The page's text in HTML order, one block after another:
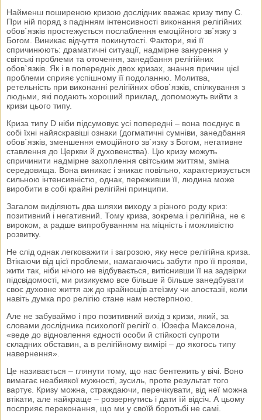
Найменш поширеною кризою дослідник вважає кризу типу С.
При ній поряд з падінням інтенсивності виконання релігійних
обов`язків простежується послаблення емоційного зв`язку з
Богом. Виникає відчуття покинутості. Фактори, які її
спричинюють: драматичні ситуації, надмірне занурення у
світські проблеми та оточення, занедбання релігійних
обов`язків. Як і в попередніх двох кризах, знання причин цієї
проблеми сприяє успішному її подоланню. Молитва,
ретельність при виконанні релігійних обов`язків, спілкування з
людьми, які подають хороший приклад, допоможуть вийти з
кризи цього типу.
Криза типу D ніби підсумовує усі попередні – вона поєднує в
собі їхні найяскравіші ознаки (догматичні сумніви, занедбання
обов`язків, зменшення емоційного зв`язку з Богом, негативне
ставлення до Церкви й духовенства). Цю кризу можуть
спричинити надмірне захоплення світським життям, зміна
середовища. Вона виникає і зникає повільно, характеризується
сильною інтенсивністю, однак, переживши її, людина може
виробити в собі крайні релігійні принципи.
Загалом виділяють два шляхи виходу з різного роду криз:
позитивний і негативний. Тому криза, зокрема і релігійна, не є
вироком, а радше випробуванням на міцність і можливістю
розвитку.
Не слід однак легковажити і загрозою, яку несе релігійна криза.
Втікаючи від цієї проблеми, намагаючись забути про її прояви,
жити так, ніби нічого не відбувається, витіснивши її на задвірки
підсвідомості, ми ризикуємо все більше й більше занедбувати
своє духовне життя аж до крайнощів атеїзму чи апостазії, коли
навіть думка про релігію стане нам нестерпною.
Але не забуваймо і про позитивний вихід з кризи, який, за
словами дослідника психології релігії о. Юзефа Макселона,
«веде до відновлення єдності особи й стійкості супроти
складних обставин, а в релігійному вимірі – до якогось типу
навернення».
Це називається – глянути тому, що нас бентежить у вічі. Воно
вимагає неабиякої мужності, зусиль, проте результат того
вартує. Кризу можна, страждаючи, перечікувати, від неї можна
втікати, але найкраще – розвернутись і дати їй відсіч. А цьому
посприяє переконання, що ми у своїй боротьбі не самі.